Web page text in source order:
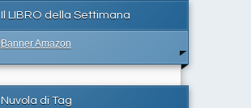
Il LIBRO della Settimana
Nuvola di Tag